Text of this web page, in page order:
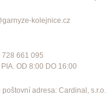
kolejnice.cz
728 661 095
PIA. OD 8:00 DO 16:00
poštovní adresa: Cardinal, s.r.o.